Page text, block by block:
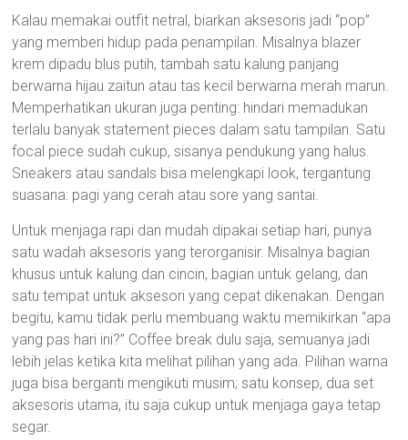
Kalau memakai outfit netral, biarkan aksesoris jadi “pop”
yang memberi hidup pada penampilan. Misalnya blazer
krem dipadu blus putih, tambah satu kalung panjang
berwarna hijau zaitun atau tas kecil berwarna merah marun.
Memperhatikan ukuran juga penting: hindari memadukan
terlalu banyak statement pieces dalam satu tampilan. Satu
focal piece sudah cukup, sisanya pendukung yang halus.
Sneakers atau sandals bisa melengkapi look, tergantung
suasana: pagi yang cerah atau sore yang santai.
Untuk menjaga rapi dan mudah dipakai setiap hari, punya
satu wadah aksesoris yang terorganisir. Misalnya bagian
khusus untuk kalung dan cincin, bagian untuk gelang, dan
satu tempat untuk aksesori yang cepat dikenakan. Dengan
begitu, kamu tidak perlu membuang waktu memikirkan “apa
yang pas hari ini?” Coffee break dulu saja, semuanya jadi
lebih jelas ketika kita melihat pilihan yang ada. Pilihan warna
juga bisa berganti mengikuti musim; satu konsep, dua set
aksesoris utama, itu saja cukup untuk menjaga gaya tetap
segar.